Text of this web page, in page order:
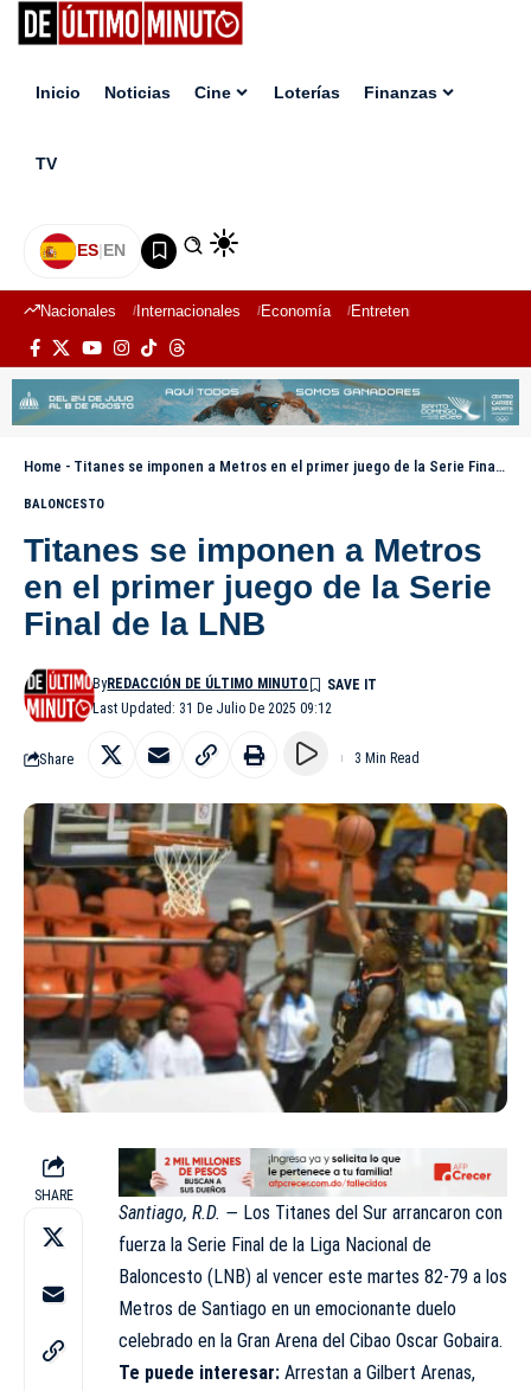
Inicio Noticias Cine Loterías Finanzas
TV
ES|EN
Nacionales Internacionales Economía Entretenimiento
Home - Titanes se imponen a Metros en el primer juego de la Serie Final de la LNB
BALONCESTO
Titanes se imponen a Metros
en el primer juego de la Serie
Final de la LNB
Last Updated: 31 De Julio De 2025 09:12
ByREDACCIÓN DE ÚLTIMO MINUTO
Share 3 Min Read
SHARE
Santiago, R.D. — Los Titanes del Sur arrancaron con
fuerza la Serie Final de la Liga Nacional de
Baloncesto (LNB) al vencer este martes 82-79 a los
Metros de Santiago en un emocionante duelo
celebrado en la Gran Arena del Cibao Oscar Gobaira.
Te puede interesar: Arrestan a Gilbert Arenas,